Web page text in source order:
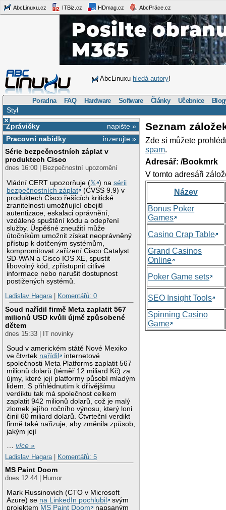
AbcLinuxu.cz ITBiz.cz HDmag.cz AbcPráce.cz
AbcLinuxu hledá autory!
Poradna FAQ Hardware Software Články Učebnice
Styl
×
napište »
Zprávičky
inzerujte »
Pracovní nabídky
Série bezpečnostních záplat v
produktech Cisco
dnes 16:00 | Bezpečnostní upozornění
Vládní CERT upozorňuje (𝕏 ) nasérii
bezpečnostních záplat
(CVSS 9.9) v
produktech Cisco řešících kritické
zranitelnosti umožňující obejití
autentizace, eskalaci oprávnění,
vzdálené spuštění kódu a odepření
služby. Úspěšné zneužití může
útočníkům umožnit získat neoprávněný
přístup k dotčeným systémům,
kompromitovat zařízení Cisco Catalyst
SD-WAN a Cisco IOS XE, spustit
libovolný kód, zpřístupnit citlivé
informace nebo narušit dostupnost
postižených systémů.
Ladislav Hagara| Komentářů: 0
Soud nařídil firmě Meta zaplatit 567
milionů USD kvůli újmě způsobené
dětem
dnes 15:33 | IT novinky
Soud v americkém státě Nové Mexiko
ve čtvrtek nařídil
internetové
společnosti Meta Platforms zaplatit 567
milionů dolarů (téměř 12 miliard Kč) za
újmy, které její platformy působí mladým
lidem. S přihlédnutím k dřívějšímu
verdiktu tak má společnost celkem
zaplatit 942 milionů dolarů, což je malý
zlomek jejího ročního výnosu, který loni
činil 60 miliard dolarů. Čtvrteční verdikt
firmě také nařizuje, aby změnila způsob,
jakým její
…více »
Ladislav Hagara
Komentářů: 5
MS Paint Doom
dnes 12:44 | Humor
Mark Russinovich (CTO v Microsoft
Azure) se na LinkedIn pochlubil
svým
projektem MS Paint Doom
napsaným
Seznam
Zde si můžete
spam.
Adresář: /Bookmrk
V tomto adresáři
Název
Bonus Poker
Games
Casino Crap Table
Grand Casinos
Online
Poker Game sets
SEO Insight Tools
Spinning Casino
Game